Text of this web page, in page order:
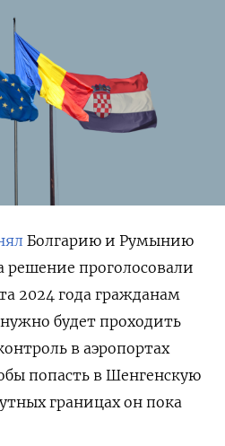
Болгарию и Румынию
решение проголосовали
2024 года гражданам
будет проходить
в аэропортах
попасть в Шенгенскую
границах он пока